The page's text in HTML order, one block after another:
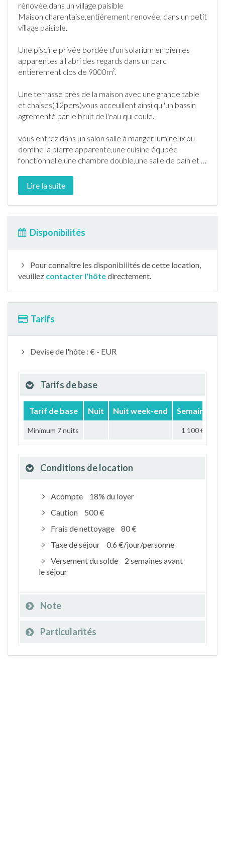
rénovée,dans un village paisible
Maison charentaise,entiérement renovée, dans un petit
village paisible.
Une piscine privée bordée d'un solarium en pierres
apparentes à l'abri des regards dans un parc
entierement clos de 9000m².
Une terrasse près de la maison avec une grande table
et chaises(12pers)vous acceuillent ainsi qu''un bassin
agrementé par le bruit de l'eau qui coule.
vous entrez dans un salon salle à manger lumineux ou
domine la pierre apparente,une cuisine équpée
fonctionnelle,une chambre double,une salle de bain et …
Lire la suite
Disponibilités
Pour connaître les disponibilités de cette location,
veuillez contacter l'hôtedirectement.
Tarifs
Devise de l'hôte : € - EUR
Tarifs de base
Tarif de base Nuit Nuit week-end Semaine
Minimum 7 nuits 1 100 €
Conditions de location
Acompte
18% du loyer
Caution
500 €
Frais de nettoyage
80 €
Taxe de séjour
0.6 €/jour/personne
Versement du solde
2 semaines avant
le séjour
Note
Particularités